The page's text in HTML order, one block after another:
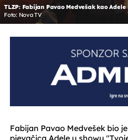
TLZP: Fabijan Pavao Medvešak kao Adele
Foto: Nova TV
Fabijan Pavao Medvešek bio